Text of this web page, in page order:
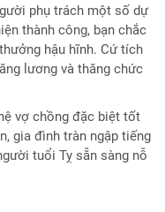
phụ trách một số dự
thành công, bạn chắc
hậu hĩnh. Cứ tích
lương và thăng chức
vợ chồng đặc biệt tốt
gia đình tràn ngập tiếng
tuổi Tỵ sẵn sàng nỗ